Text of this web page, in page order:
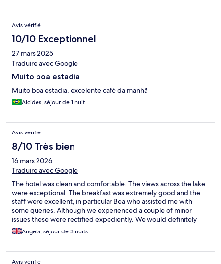
Avis vérifié
10/10 Exceptionnel
27 mars 2025
Traduire avec Google
Muito boa estadia
Muito boa estadia, excelente café da manhã
Alcides, séjour de 1 nuit
Avis vérifié
8/10 Très bien
16 mars 2026
Traduire avec Google
The hotel was clean and comfortable. The views across the lake
were exceptional. The breakfast was extremely good and the
staff were excellent, in particular Bea who assisted me with
some queries. Although we experienced a couple of minor
issues these were rectified expediently. We would definitely
visit again.
Angela, séjour de 3 nuits
Avis vérifié